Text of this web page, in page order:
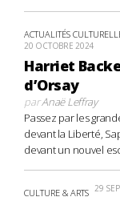
ACTUALITÉS
20 OCTOBRE 2024
Harriet
d’Orsay
parAnaë Leffray
Passez par les
devant la Liberté,
devant un nouvel
CULTURE & ARTS 29